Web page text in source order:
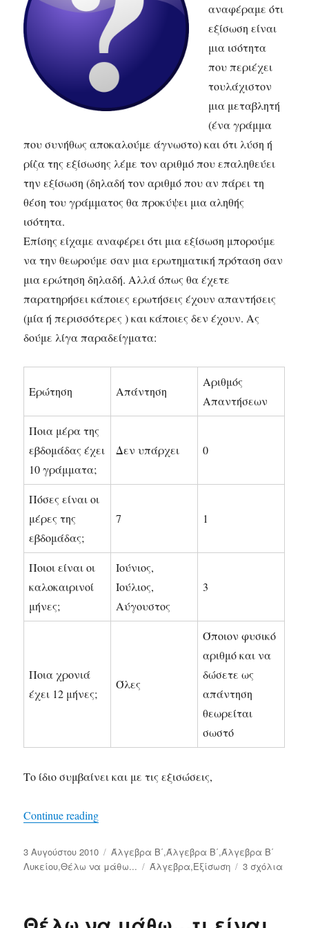
αναφέραμε ότι
εξίσωση είναι
μια ισότητα
που περιέχει
τουλάχιστον
μια μεταβλητή
(ένα γράμμα
που συνήθως αποκαλούμε άγνωστο) και ότι λύση ή
ρίζα της εξίσωσης λέμε τον αριθμό που επαληθεύει
την εξίσωση (δηλαδή τον αριθμό που αν πάρει τη
θέση του γράμματος θα προκύψει μια αληθής
ισότητα.
Επίσης είχαμε αναφέρει ότι μια εξίσωση μπορούμε
να την θεωρούμε σαν μια ερωτηματική πρόταση σαν
μια ερώτηση δηλαδή. Αλλά όπως θα έχετε
παρατηρήσει κάποιες ερωτήσεις έχουν απαντήσεις
(μία ή περισσότερες ) και κάποιες δεν έχουν. Ας
δούμε λίγα παραδείγματα:
Ερώτηση Απάντηση
Αριθμός
Απαντήσεων
Ποια μέρα της
εβδομάδας έχει
10 γράμματα;
Δεν υπάρχει 0
Πόσες είναι οι
μέρες της
εβδομάδας;
7 1
Ποιοι είναι οι
καλοκαιρινοί
μήνες;
Ιούνιος,
Ιούλιος,
Αύγουστος
3
Ποια χρονιά
έχει 12 μήνες;
Όλες
Όποιον φυσικό
αριθμό και να
δώσετε ως
απάντηση
θεωρείται
σωστό
Το ίδιο συμβαίνει και με τις εξισώσεις,
Continue reading
Δημοσιεύτηκε
την
3 Αυγούστου 2010 Κατηγορίες
Άλγεβρα Β΄,Άλγεβρα Β΄,Άλγεβρα Β΄
Λυκείου,Θέλω να μάθω... Ετικέτες
Άλγεβρα,Εξίσωση 3 σχόλια